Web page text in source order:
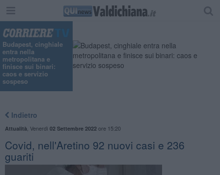
Budapest, cinghiale
entra nella
metropolitana e
finisce sui binari:
caos e servizio
sospeso
Indietro
Attualità Venerdì 02 Settembre 2022ore 15:20
Covid, nell'Aretino 92 nuovi casi e 236
guariti